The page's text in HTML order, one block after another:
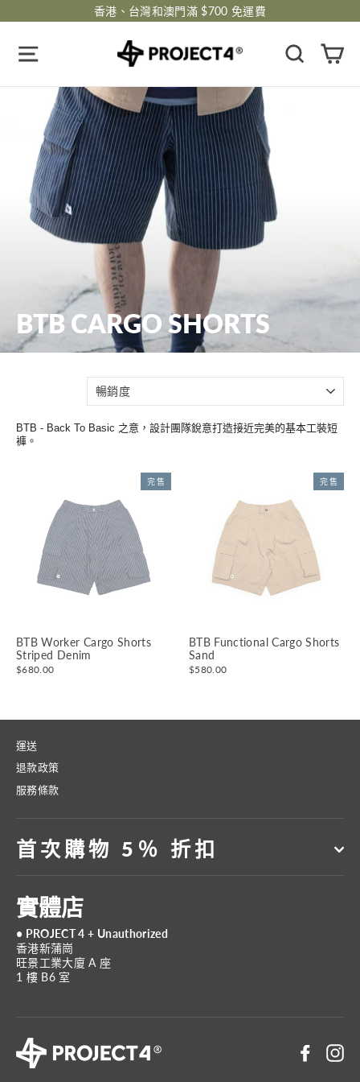
過
香港、台灣和澳門滿 $700 免運費
搜尋
BTB CARGO SHORTS
BTB - Back To Basic 之意，設計團隊銳意打造接近完美的基本工裝短
褲。
完售
BTB Worker Cargo Shorts
Striped Denim
$680.00
完售
BTB Functional Cargo Shorts
Sand
$580.00
運送
退款政策
服務條款
首次購物 5％ 折扣
實體店
• PROJECT 4 + Unauthorized
香港新蒲崗
旺景工業大廈 A 座
1 樓 B6 室